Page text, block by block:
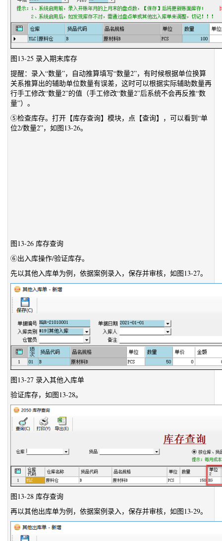
图13-25 录入期末库存
提醒：录入“数量”，自动推算填写“数量2”，有时候根据单位换算
关系推算出的辅助单位数量有误差，这时可以根据实际辅助数量再
行手工修改“数量2”的值（手工修改“数量2”后系统不会再反推“数
量”）。
⑤检查库存。打开【库存查询】模块，点【查询】，可以看到“单
位2/数量2”，如图13-26。
图13-26 库存查询
⑥出入库操作/验证库存。
先以其他入库单为例，依据案例录入，保存并审核，如图13-27。
图13-27 录入其他入库单
验证库存，如图13-28。
图13-28 库存查询
再以其他出库单为例，依据案例录入，保存并审核，如图13-29。